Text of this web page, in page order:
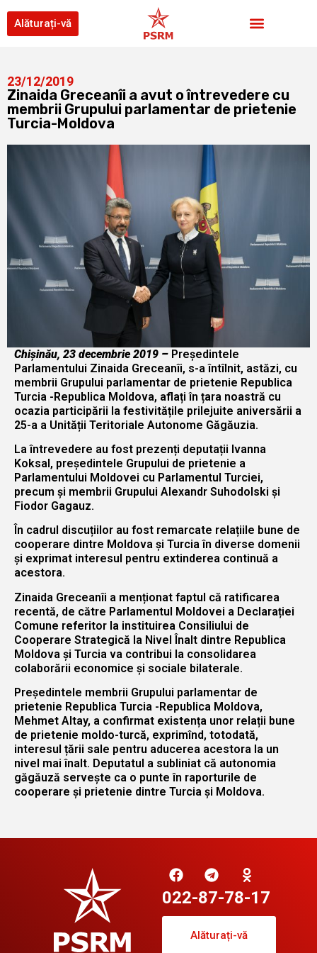
Alăturați-vă
23/12/2019
Zinaida Greceanîi a avut o întrevedere cu
membrii Grupului parlamentar de prietenie
Turcia-Moldova
Chișinău, 23 decembrie 2019 – Președintele
Parlamentului Zinaida Greceanîi, s-a întîlnit, astăzi, cu
membrii Grupului parlamentar de prietenie Republica
Turcia -Republica Moldova, aflați în țara noastră cu
ocazia participării la festivitățile prilejuite aniversării a
25-a a Unității Teritoriale Autonome Găgăuzia.
La întrevedere au fost prezenți deputații Ivanna
Koksal, președintele Grupului de prietenie a
Parlamentului Moldovei cu Parlamentul Turciei,
precum și membrii Grupului Alexandr Suhodolski și
Fiodor Gagauz.
În cadrul discuțiilor au fost remarcate relațiile bune de
cooperare dintre Moldova și Turcia în diverse domenii
și exprimat interesul pentru extinderea continuă a
acestora.
Zinaida Greceanîi a menționat faptul că ratificarea
recentă, de către Parlamentul Moldovei a Declarației
Comune referitor la instituirea Consiliului de
Cooperare Strategică la Nivel Înalt dintre Republica
Moldova și Turcia va contribui la consolidarea
colaborării economice și sociale bilaterale.
Președintele membrii Grupului parlamentar de
prietenie Republica Turcia -Republica Moldova,
Mehmet Altay, a confirmat existența unor relații bune
de prietenie moldo-turcă, exprimînd, totodată,
interesul țării sale pentru aducerea acestora la un
nivel mai înalt. Deputatul a subliniat că autonomia
găgăuză servește ca o punte în raporturile de
cooperare și prietenie dintre Turcia și Moldova.
022-87-78-17
Alăturați-vă